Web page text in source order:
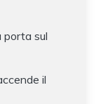
porta sul
il